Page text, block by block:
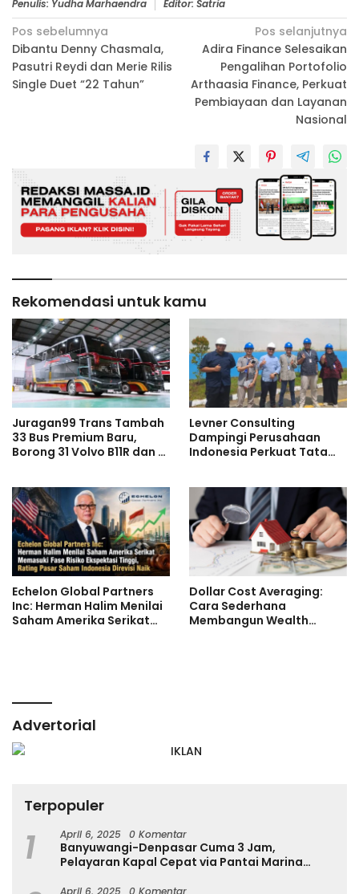
Penulis: Yudha Marhaendra Editor: Satria
Navigasi
pos
Pos sebelumnya
Dibantu Denny Chasmala,
Pasutri Reydi dan Merie Rilis
Single Duet “22 Tahun”
Pos selanjutnya
Adira Finance Selesaikan
Pengalihan Portofolio
Arthaasia Finance, Perkuat
Pembiayaan dan Layanan
Nasional
Rekomendasi untuk kamu
Juragan99 Trans Tambah
33 Bus Premium Baru,
Borong 31 Volvo B11R dan 2
Levner Consulting
Dampingi Perusahaan
Indonesia Perkuat Tata
Echelon Global Partners
Inc: Herman Halim Menilai
Saham Amerika Serikat
Dollar Cost Averaging:
Cara Sederhana
Membangun Wealth
Advertorial
Terpopuler
1 April 6, 2025 0 Komentar
Banyuwangi-Denpasar Cuma 3 Jam,
Pelayaran Kapal Cepat via Pantai Marina
April 6, 2025 0 Komentar